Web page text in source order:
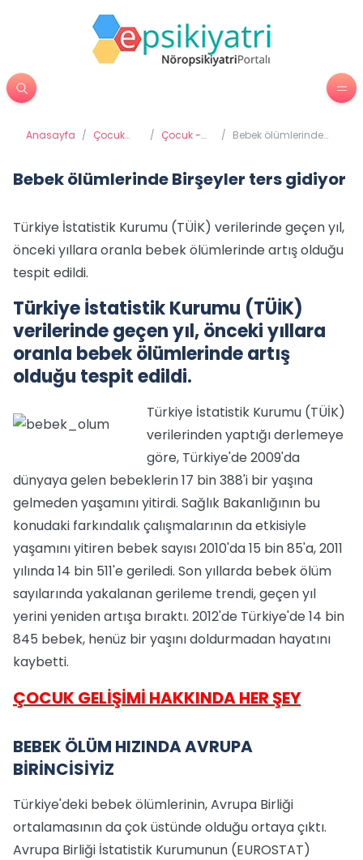
Anasayfa / Çocuk
/ Çocuk -
/ Bebek ölümlerinde
Bebek ölümlerinde Birşeyler ters gidiyor
Türkiye İstatistik Kurumu (TÜİK) verilerinde geçen yıl,
önceki yıllara oranla bebek ölümlerinde artış olduğu
tespit edildi.
Türkiye İstatistik Kurumu (TÜİK)
verilerinde geçen yıl, önceki yıllara
oranla bebek ölümlerinde artış
olduğu tespit edildi.
Türkiye İstatistik Kurumu (TÜİK)
verilerinden yaptığı derlemeye
göre, Türkiye'de 2009'da
dünyaya gelen bebeklerin 17 bin 388'i bir yaşına
gelmeden yaşamını yitirdi. Sağlık Bakanlığının bu
konudaki farkındalık çalışmalarının da etkisiyle
yaşamını yitiren bebek sayısı 2010'da 15 bin 85'a, 2011
yılında 14 bin 511'e geriledi. Son yıllarda bebek ölüm
sayılarında yakalanan gerileme trendi, geçen yıl
yerini yeniden artışa bıraktı. 2012'de Türkiye'de 14 bin
845 bebek, henüz bir yaşını doldurmadan hayatını
kaybetti.
ÇOCUK GELİŞİMİ HAKKINDA HER ŞEY
BEBEK ÖLÜM HIZINDA AVRUPA
BİRİNCİSİYİZ
Türkiye'deki bebek ölümlerinin, Avrupa Birliği
ortalamasının da çok üstünde olduğu ortaya çıktı.
Avrupa Birliği İstatistik Kurumunun (EUROSTAT)